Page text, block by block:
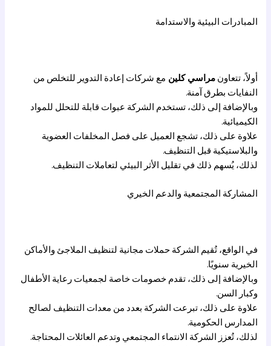
المبادرات البيئية والاستدامة
أولاً، تتعاونمراسي كلين مع شركات إعادة التدوير للتخلص من
النفايات بطرق آمنة.
وبالإضافة إلى ذلك، تستخدم الشركة عبوات قابلة للتحلل للمواد
الكيميائية.
علاوة على ذلك، تشجع العميل على فصل المخلفات العضوية
والبلاستيكية قبل التنظيف.
لذلك، يُسهم ذلك في تقليل الأثر البيئي لتعاملات التنظيف.
المشاركة المجتمعية والدعم الخيري
في الواقع، تُقيم الشركة حملات مجانية لتنظيف الملاجئ والأماكن
الخيرية سنويًا.
وبالإضافة إلى ذلك، تقدم خصومات خاصة لجمعيات رعاية الأطفال
وكبار السن.
علاوة على ذلك، تبرعت الشركة بعدد من معدات التنظيف لصالح
المدارس الحكومية.
لذلك، تُعزز الشركة الانتماء المجتمعي وتدعم العائلات المحتاجة.